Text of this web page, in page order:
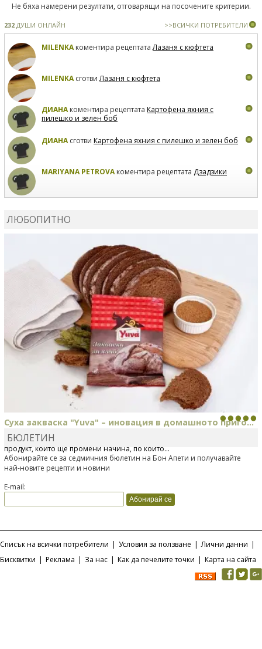
Не бяха намерени резултати, отговарящи на посочените критерии.
232 ДУШИ ОНЛАЙН >>ВСИЧКИ ПОТРЕБИТЕЛИ
MILENKAкоментира рецептатаЛазаня с кюфтета
MILENKAсготвиЛазаня с кюфтета
ДИАНАкоментира рецептата Картофена яхния с
пилешко и зелен боб
ДИАНАсготви Картофена яхния с пилешко и зелен боб
MARIYANA PETROVAкоментира рецептата Дзадзики
ЛЮБОПИТНО
Суха закваска "Yuva" – иновация в домашното приго...
Отскоро Лесафр България стартира предлагането на изцяло нов
продукт, който ще промени начина, по който...
БЮЛЕТИН
Абонирайте се за седмичния бюлетин на Бон Апети и получавайте
най-новите рецепти и новини
E-mail:
Списък на всички потребители | Условия за ползване | Лични данни |
Бисквитки | Реклама | За нас | Как да печелите точки | Карта на сайта